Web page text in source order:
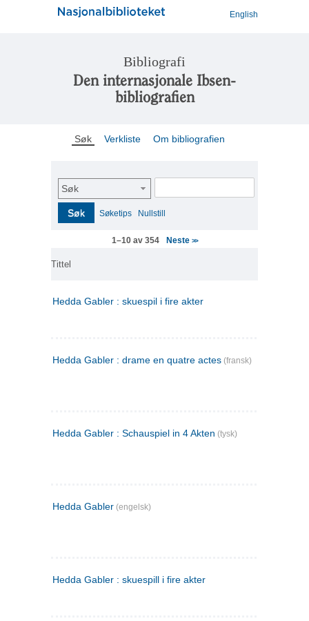
English
Bibliografi
Den internasjonale Ibsen-
bibliografien
Søk Verkliste Om bibliografien
Søk
Søk Søketips Nullstill
1–10 av 354 Neste >>
Tittel
Hedda Gabler : skuespil i fire akter
Hedda Gabler : drame en quatre actes (fransk)
Hedda Gabler : Schauspiel in 4 Akten (tysk)
Hedda Gabler (engelsk)
Hedda Gabler : skuespill i fire akter